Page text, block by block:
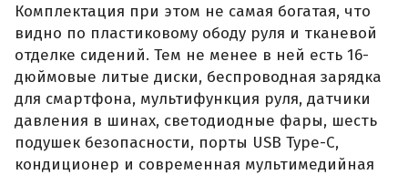
Комплектация при этом не самая богатая, что
видно по пластиковому ободу руля и тканевой
отделке сидений. Тем не менее в ней есть 16-
дюймовые литые диски, беспроводная зарядка
для смартфона, мультифункция руля, датчики
давления в шинах, светодиодные фары, шесть
подушек безопасности, порты USB Type-C,
кондиционер и современная мультимедийная